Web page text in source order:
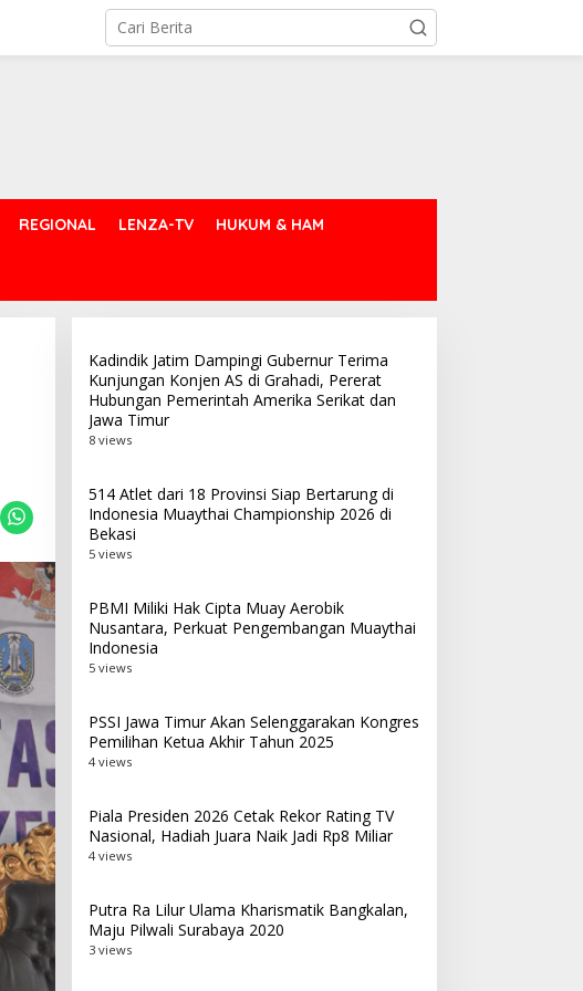
REGIONAL LENZA-TV HUKUM & HAM
Kadindik Jatim Dampingi Gubernur Terima
Kunjungan Konjen AS di Grahadi, Pererat
Hubungan Pemerintah Amerika Serikat dan
Jawa Timur
8 views
514 Atlet dari 18 Provinsi Siap Bertarung di
Indonesia Muaythai Championship 2026 di
Bekasi
5 views
PBMI Miliki Hak Cipta Muay Aerobik
Nusantara, Perkuat Pengembangan Muaythai
Indonesia
5 views
PSSI Jawa Timur Akan Selenggarakan Kongres
Pemilihan Ketua Akhir Tahun 2025
4 views
Piala Presiden 2026 Cetak Rekor Rating TV
Nasional, Hadiah Juara Naik Jadi Rp8 Miliar
4 views
Putra Ra Lilur Ulama Kharismatik Bangkalan,
Maju Pilwali Surabaya 2020
3 views